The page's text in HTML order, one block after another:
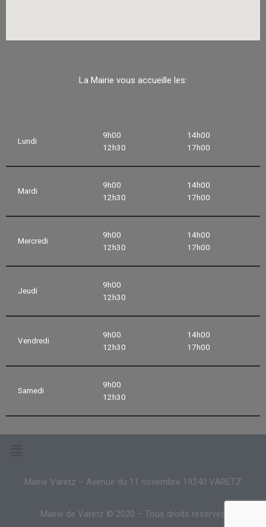
La Mairie vous accueille les:
Lundi
9h00
12h30
14h00
17h00
Mardi
9h00
12h30
14h00
17h00
Mercredi
9h00
12h30
14h00
17h00
Jeudi
9h00
12h30
Vendredi
9h00
12h30
14h00
17h00
Samedi
9h00
12h30
Mairie Varetz – Avenue du 11 novembre 19240 VARETZ
Mairie de Varetz © 2020 – Tous droits réservés